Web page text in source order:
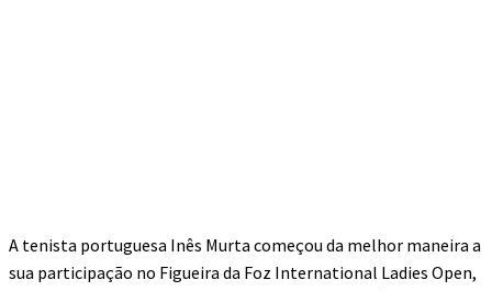
A tenista portuguesa Inês Murta começou da melhor maneira a
sua participação no Figueira da Foz International Ladies Open,